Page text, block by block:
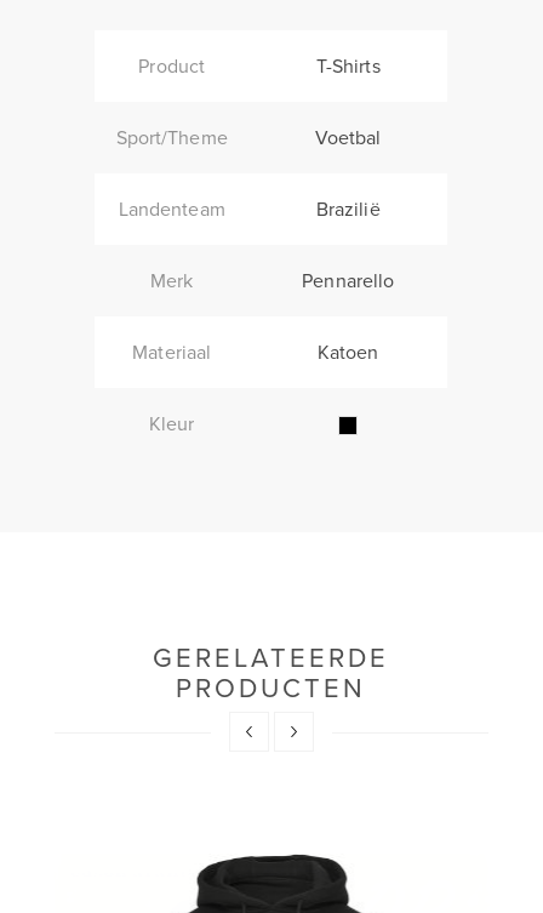
Product T-Shirts
Sport/Theme Voetbal
Landenteam Brazilië
Merk Pennarello
Materiaal Katoen
Kleur
GERELATEERDE
PRODUCTEN